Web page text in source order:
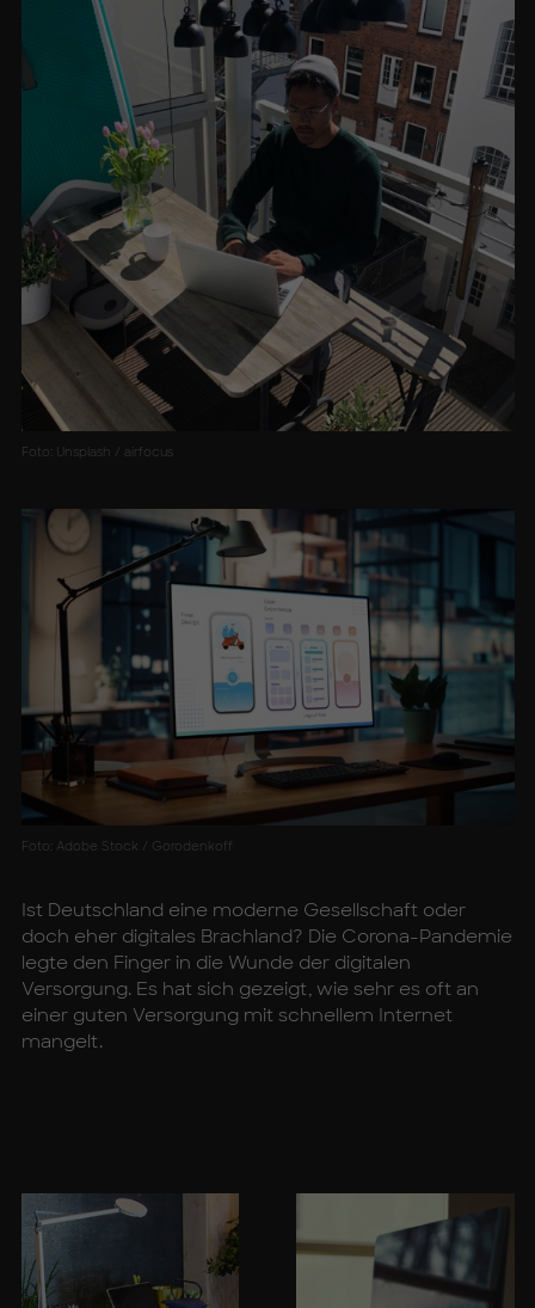
Foto: Unsplash / airfocus
Foto: Adobe Stock / Gorodenkoff
Ist Deutschland eine moderne Gesellschaft oder
doch eher digitales Brachland? Die Corona-Pandemie
legte den Finger in die Wunde der digitalen
Versorgung. Es hat sich gezeigt, wie sehr es oft an
einer guten Versorgung mit schnellem Internet
mangelt.